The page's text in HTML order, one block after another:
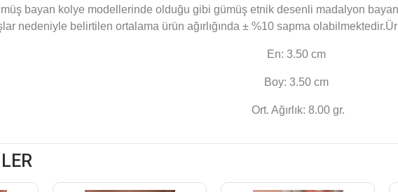
bayan kolye modellerinde olduğu gibi gümüş etnik desenli madalyon
nedeniyle belirtilen ortalama ürün ağırlığında ± %10 sapma
En: 3.50 cm
Boy: 3.50 cm
Ort. Ağırlık: 8.00 gr.